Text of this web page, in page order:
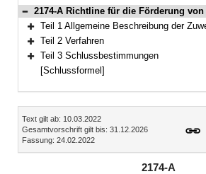
Bereich reduzieren
2174-A Richtline für die Förderung von Frauenhäusern, Fachberatungsstellen (Notrufe) und Interventionsstellen in Bayern Bekanntmachung des Bayerischen Staatsministeriums
Bereich erweitern
Teil 1 Allgemeine Beschreibung der
Bereich erweitern
Teil 2 Verfahren
Bereich erweitern
Teil 3 Schlussbestimmungen
[Schlussformel]
Inhalt
Text gilt ab: 10.03.2022
Gesamtvorschrift gilt bis: 31.12.2026
Fassung: 24.02.2022
2174-A